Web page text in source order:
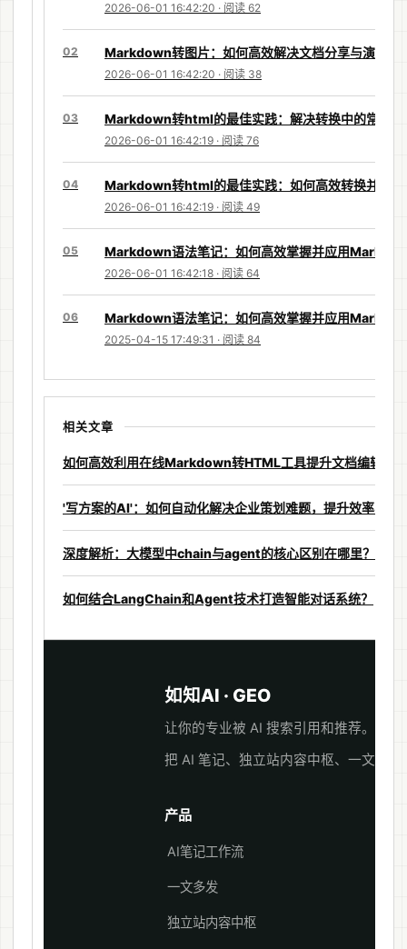
2026-06-01 16:42:20 · 阅读 62
02 Markdown转图片：如何高效解决文档分享与演示的
2026-06-01 16:42:20 · 阅读 38
03 Markdown转html的最佳实践：解决转换中的常见问
2026-06-01 16:42:19 · 阅读 76
04 Markdown转html的最佳实践：如何高效转换并保留
2026-06-01 16:42:19 · 阅读 49
05 Markdown语法笔记：如何高效掌握并应用
2026-06-01 16:42:18 · 阅读 64
06 Markdown语法笔记：如何高效掌握并应用
2025-04-15 17:49:31 · 阅读 84
相关文章
如何高效利用在线Markdown转HTML工具提升文档编辑效
'写方案的AI'：如何自动化解决企业策划难题，提升效率与创
深度解析：大模型中chain与agent的核心区别在哪里？
如何结合LangChain和Agent技术打造智能对话系统？
如知AI · GEO
让你的专业被 AI 搜索引用和推荐。
把 AI 笔记、独立站内容中枢、一文多
产品
AI笔记工作流
一文多发
独立站内容中枢